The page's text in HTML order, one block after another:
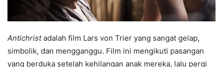
Antichristadalah film Lars von Trier yang sangat gelap,
simbolik, dan mengganggu. Film ini mengikuti pasangan
yang berduka setelah kehilangan anak mereka, lalu pergi